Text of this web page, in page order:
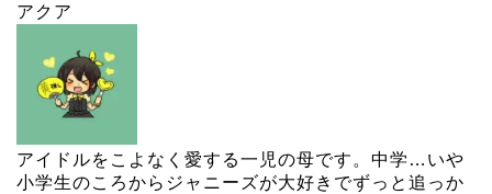
アクア
アイドルをこよなく愛する一児の母です。中学…いや
小学生のころからジャニーズが大好きでずっと追っか